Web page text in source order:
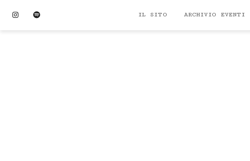
IL SITO ARCHIVIO EVENTI
Instagram
Spotify